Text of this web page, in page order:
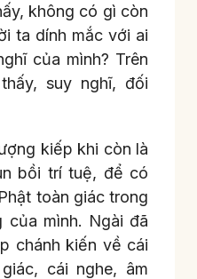
không có gì còn
ta dính mắc với ai
của mình? Trên
suy nghĩ, đối
kiếp khi còn là
bồi trí tuệ, để có
toàn giác trong
của mình. Ngài đã
chánh kiến về cái
cái nghe, âm